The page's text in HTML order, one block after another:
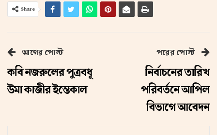
Share
আগের পোস্ট
কবি নজরুলের পুত্রবধূ
উমা কাজীর ইন্তেকাল
পরের পোস্ট
নির্বাচনের তারিখ
পরিবর্তনে আপিল
বিভাগে আবেদন